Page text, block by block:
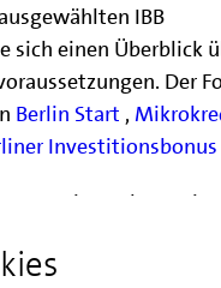
IBB
sich einen Überblick
Der
Berlin Start ,
Investitionsbonus
zum einen, Ihnen
zu berichten